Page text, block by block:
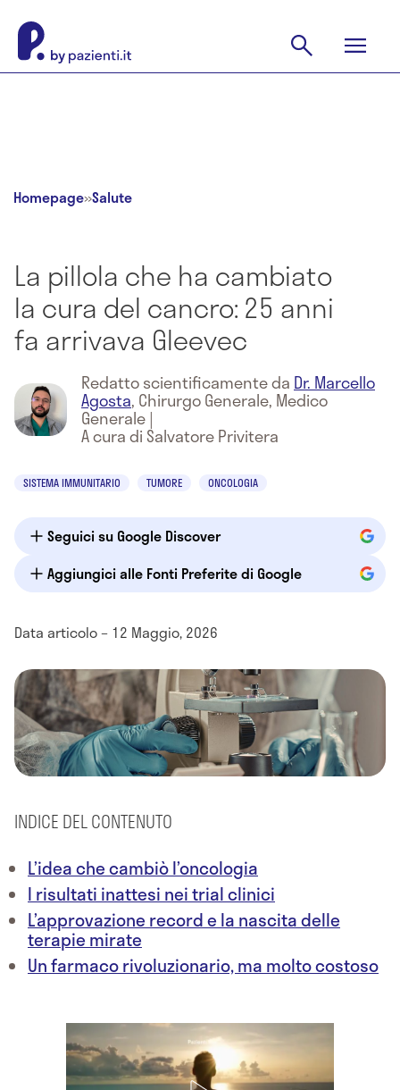
Homepage»Salute
La pillola che ha cambiato
la cura del cancro: 25 anni
fa arrivava Gleevec
Redatto scientificamente da Dr. Marcello
Agosta, Chirurgo Generale, Medico
Generale|
A cura di Salvatore Privitera
SISTEMA IMMUNITARIO TUMORE ONCOLOGIA
Seguici su Google Discover
Aggiungici alle Fonti Preferite di Google
Data articolo – 12 Maggio, 2026
INDICE DEL CONTENUTO
L’idea che cambiò l’oncologia
I risultati inattesi nei trial clinici
L’approvazione record e la nascita delle
terapie mirate
Un farmaco rivoluzionario, ma molto costoso